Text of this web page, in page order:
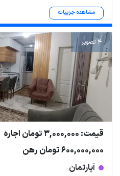
مشاهده جزییات
4 تصویر
قیمت: 3,000,000 تومان اجاره
600,000,000 تومان رهن
آپارتمان